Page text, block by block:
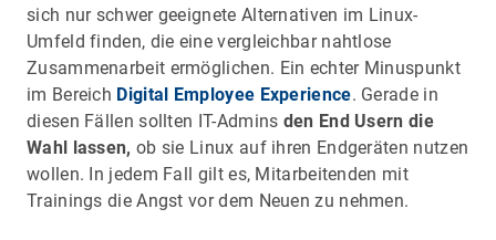
sich nur schwer geeignete Alternativen im Linux-
Umfeld finden, die eine vergleichbar nahtlose
Zusammenarbeit ermöglichen. Ein echter Minuspunkt
im Bereich Digital Employee Experience. Gerade in
diesen Fällen sollten IT-Admins den End Usern die
Wahl lassen, ob sie Linux auf ihren Endgeräten nutzen
wollen. In jedem Fall gilt es, Mitarbeitenden mit
Trainings die Angst vor dem Neuen zu nehmen.